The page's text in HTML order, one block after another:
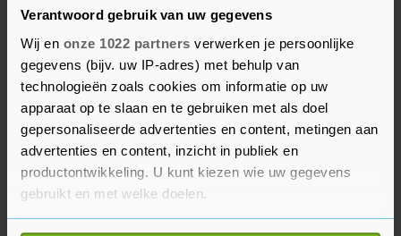
Verantwoord gebruik van uw gegevens
Wij en onze 1022 partners verwerken je persoonlijke
gegevens (bijv. uw IP-adres) met behulp van
technologieën zoals cookies om informatie op uw
apparaat op te slaan en te gebruiken met als doel
gepersonaliseerde advertenties en content, metingen aan
advertenties en content, inzicht in publiek en
productontwikkeling. U kunt kiezen wie uw gegevens
gebruikt en met welke doelen.